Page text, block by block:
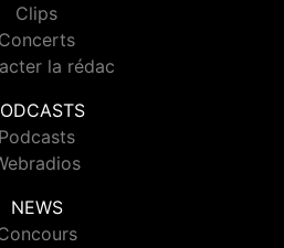
Clips
Concerts
la rédac
Podcasts
NEWS